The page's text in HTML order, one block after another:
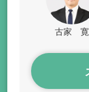
古家 寛